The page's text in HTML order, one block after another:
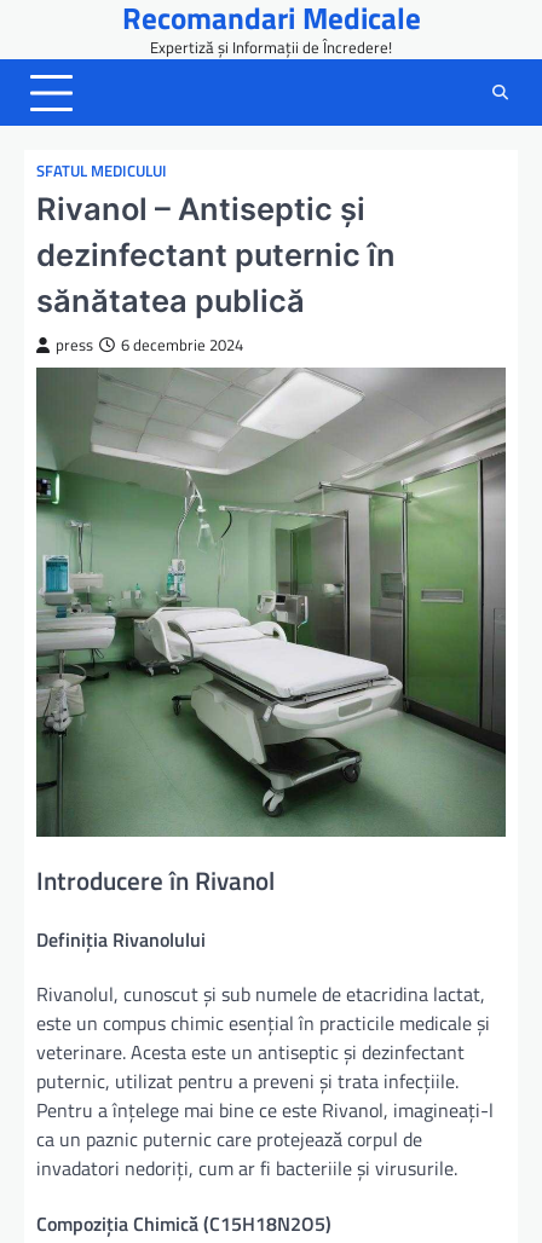
content
Recomandari Medicale
Expertiză și Informații de Încredere!
SFATUL MEDICULUI
Rivanol – Antiseptic și
dezinfectant puternic în
sănătatea publică
press 6 decembrie 2024
Introducere în Rivanol
Definiția Rivanolului
Rivanolul, cunoscut și sub numele de etacridina lactat,
este un compus chimic esențial în practicile medicale și
veterinare. Acesta este un antiseptic și dezinfectant
puternic, utilizat pentru a preveni și trata infecțiile.
Pentru a înțelege mai bine ce este Rivanol, imagineați-l
ca un paznic puternic care protejează corpul de
invadatori nedoriți, cum ar fi bacteriile și virusurile.
Compoziția Chimică (C15H18N2O5)